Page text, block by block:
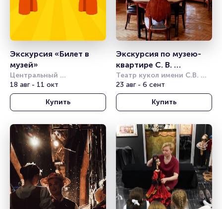
Экскурсия «Билет в
Центральный
академический театр
Российской Армии
18 авг - 11 окт
Купить
Экскурсия по музею-
квартире С. В.
Образцова
Театр кукол имени С.В.
Образцова
23 авг - 6 сент
Купить